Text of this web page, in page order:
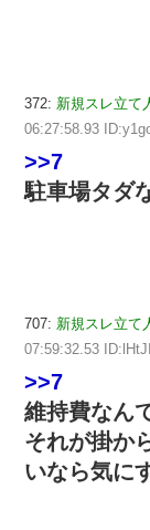
372: 新規スレ立
06:27:58.93
>>7
駐車場タダ
707: 新規スレ立
07:59:32.53
>>7
維持費なん
それが掛か
いなら気に